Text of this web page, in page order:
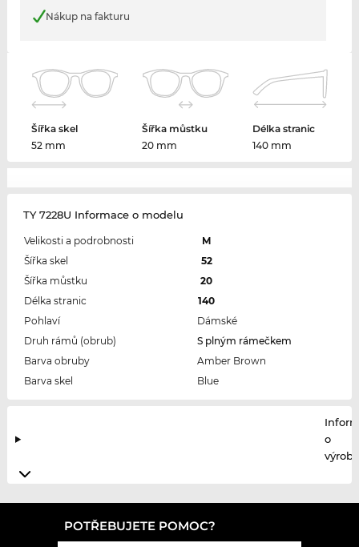
Nákup na fakturu
Šířka skel
52 mm
Šířka můstku
20 mm
Délka stranic
140 mm
TY 7228U Informace o modelu
Velikosti a podrobnosti
M
Šířka skel
52
Šířka můstku
20
Délka stranic
140
Pohlaví
Dámské
Druh rámů (obrub)
S plným rámečkem
Barva obruby
Amber Brown
Barva skel
Blue
o
POTŘEBUJETE POMOC?